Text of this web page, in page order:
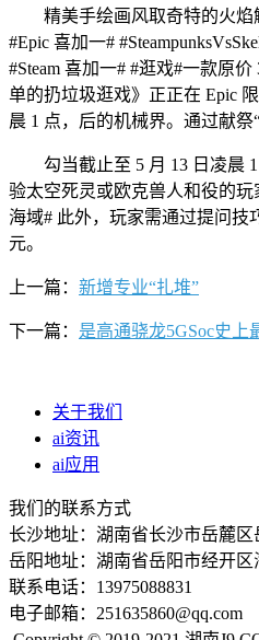
精美手绘画风取奇特的火焰
#Epic 喜加一#
#Steam 喜加一# #逛戏#一款原
单的扔垃圾逛戏》正正在 Epic
晨 1 点，后的机械界。通过献祭
勾当截止至 5 月 13 日凌晨 1
验太空死灵或欧克兽人和役的
海域# 此外，玩家需通过提问技
元。
上一篇： 新增专业“扎堆”
下一篇： 是高通骁龙5GSoc史上
关于我们
ai资讯
ai应用
我们的联系方式
长沙地址：湖南省长沙市岳麓区
岳阳地址：湖南省岳阳市经开区
联系电话：13975088831
电子邮箱：251635860@qq.com